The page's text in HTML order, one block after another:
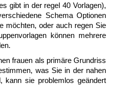
gibt in der regel 40 Vorlagen),
Schema Optionen
möchten, oder auch regen Sie
können mehrere
frauen als primäre Grundriss
was Sie in der nahen
kann sie problemlos geändert